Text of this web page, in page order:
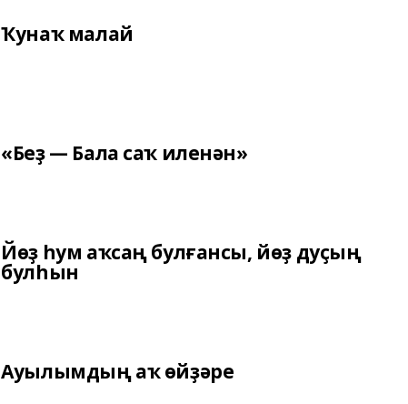
Ҡунаҡ малай
«Беҙ — Бала саҡ иленән»
Йөҙ һум аҡсаң булғансы, йөҙ дуҫың
булһын
Ауылымдың аҡ өйҙәре